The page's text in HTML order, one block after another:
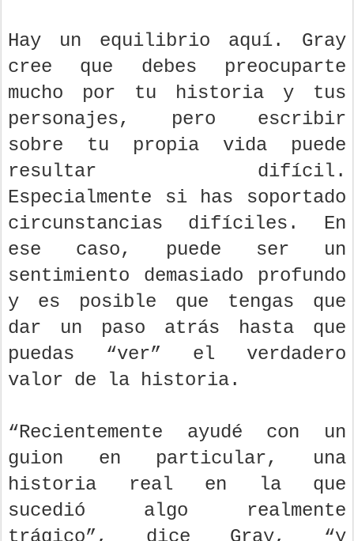
Hay un equilibrio aquí. Gray
cree que debes preocuparte
mucho por tu historia y tus
personajes, pero escribir
sobre tu propia vida puede
resultar difícil.
Especialmente si has soportado
circunstancias difíciles. En
ese caso, puede ser un
sentimiento demasiado profundo
y es posible que tengas que
dar un paso atrás hasta que
puedas “ver” el verdadero
valor de la historia.
“Recientemente ayudé con un
guion en particular, una
historia real en la que
sucedió algo realmente
trágico”, dice Gray, “y